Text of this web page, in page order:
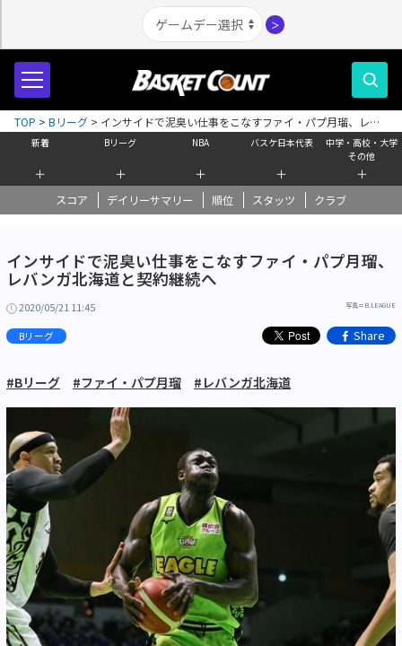
＞
新着
＋
Bリーグ
＋
NBA
＋
バスケ日本代表
＋
中学・高校・大学
その他
＋
スコア デイリーサマリー 順位 スタッツ クラブ
TOP > Bリーグ > インサイドで泥臭い仕事をこなすファイ・パプ月瑠、レバ
ンガ北海道と契約継続へ
インサイドで泥臭い仕事をこなすファイ・パプ月瑠、
レバンガ北海道と契約継続へ
2020/05/21 11:45 写真＝B.LEAGUE
Bリーグ Share
#Bリーグ #ファイ・パプ月瑠 #レバンガ北海道